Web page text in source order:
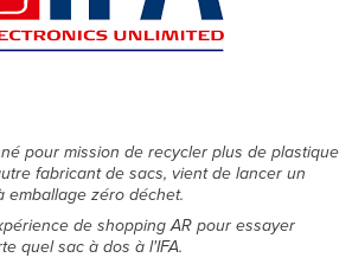
pour mission de recycler plus de plastique
fabricant de sacs, vient de lancer un
emballage zéro déchet.
de shopping AR pour essayer
quel sac à dos à l'IFA.